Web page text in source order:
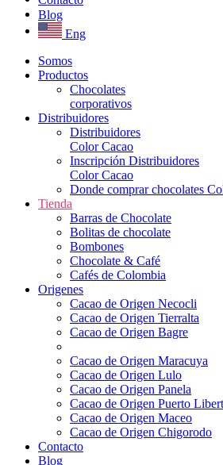
Blog
Eng
Somos
Productos
Chocolates
corporativos
Distribuidores
Distribuidores
Color Cacao
Inscripción Distribuidores
Color Cacao
Donde comprar chocolates
Tienda
Barras de Chocolate
Bolitas de chocolate
Bombones
Chocolate & Café
Cafés de Colombia
Origenes
Cacao de Origen Necocli
Cacao de Origen Tierralta
Cacao de Origen Bagre
Cacao de Origen Maracuya
Cacao de Origen Lulo
Cacao de Origen Panela
Cacao de Origen Puerto
Cacao de Origen Maceo
Cacao de Origen Chigorodo
Contacto
Blog